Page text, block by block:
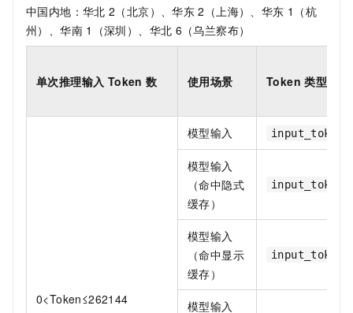
中国内地：华北 2（北京）、华东 2（上海）、华东 1（杭
州）、华南 1（深圳）、华北 6（乌兰察布）
单次推理输入 Token 数 使用场景 Token 类型
0<Token≤262144
模型输入
模型输入
（命中隐式
缓存）
模型输入
（命中显示
缓存）
模型输入